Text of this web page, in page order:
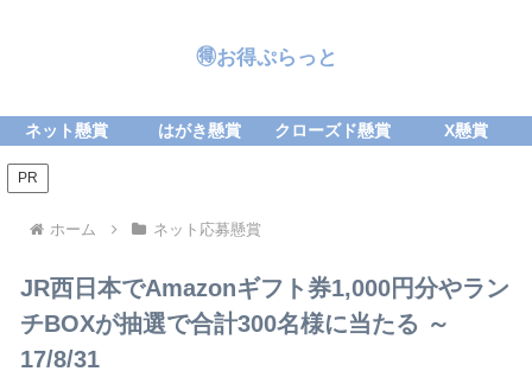
🉐お得ぷらっと
ネット懸賞 はがき懸賞 クローズド懸賞 X懸賞
PR
ホーム ネット応募懸賞
JR西日本でAmazonギフト券1,000円分やラン
チBOXが抽選で合計300名様に当たる ～
17/8/31